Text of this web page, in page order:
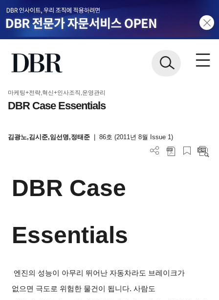
마케팅+전략,혁신+인사조직,운영관리
DBR Case Essentials
김광노,김시준,임선명,정태준 86호 (2011년 8월 Issue 1)
DBR Case
Essentials
엔진의 성능이 아무리 뛰어난 자동차라도 브레이크가
없으면 극도로 위험한 물건이 됩니다. 사람도